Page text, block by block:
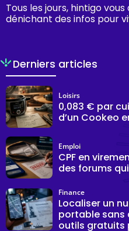
Tous les jours, hintigo
dénichant des infos pour
Derniers articles
0,083 € par
d’un Cookeo
Loisirs
CPF en
des forums
Emploi
Localiser un
portable sans
outils gratuits
Finance